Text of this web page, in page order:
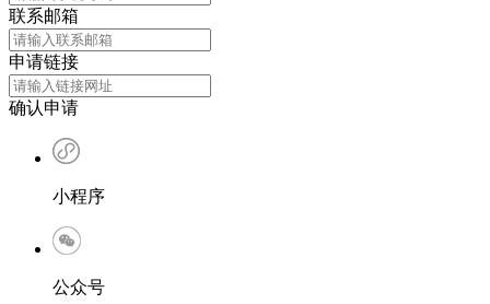
联系邮箱
申请链接
确认申请
小程序
公众号